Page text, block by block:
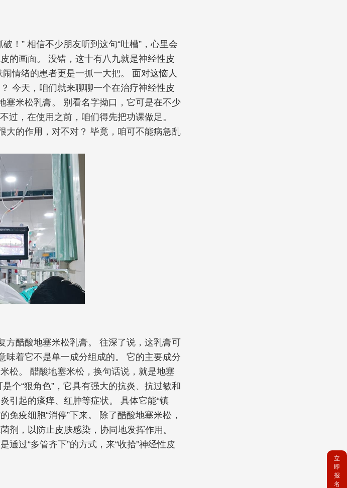
！” 相信不少朋友听到这句“吐槽”，心里会
的画面。 没错，这十有八九就是神经性皮
情绪的患者更是一抓一大把。 面对这恼人
今天，咱们就来聊聊一个在治疗神经性皮
米松乳膏。 别看名字拗口，它可是在不少
过，在使用之前，咱们得先把功课做足。
大的作用，对不对？ 毕竟，咱可不能病急乱
醋酸地塞米松乳膏。 往深了说，这乳膏可
味着它不是单一成分组成的。 它的主要成分
松。 醋酸地塞米松，换句话说，就是地塞
个“狠角色”，它具有强大的抗炎、抗过敏和
引起的瘙痒、红肿等症状。 具体它能“镇
免疫细胞“消停”下来。 除了醋酸地塞米松，
剂，以防止皮肤感染，协同地发挥作用。
过“多管齐下”的方式，来“收拾”神经性皮
立
即
报
名